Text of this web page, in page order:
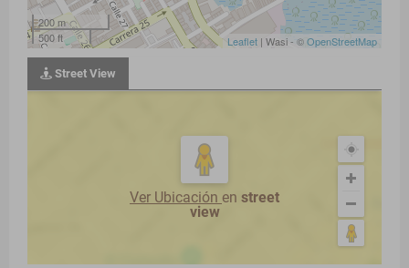
200 m
500 ft
Leaflet | Wasi - ©OpenStreetMap
Street View
Ver Ubicación en street
view